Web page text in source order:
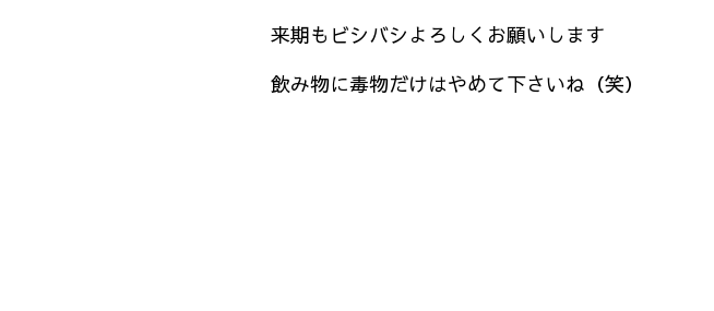
来期もビシバシよろしくお願いします
飲み物に毒物だけはやめて下さいね（笑）